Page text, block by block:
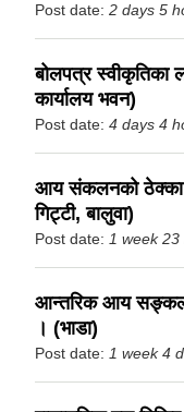
Post date: 2 days 5
बोलपत्र
कार्यालय भवन)
Post date: 4 days 4
आय संकलनको ठेक्का
गिट्टी, बालुवा)
Post date: 1 week 23
आन्तरिक आय
। (भाडा)
Post date: 1 week 4